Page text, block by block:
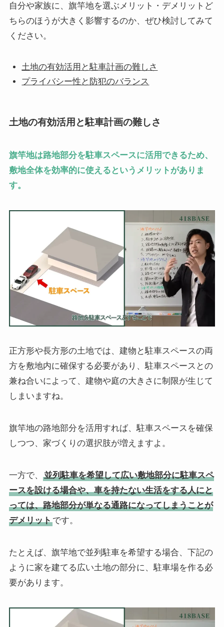
自分や家族に、旗竿地を選ぶメリット・デメリットど
ちらのほうが大きく影響するのか、ぜひ検討してみて
ください。
土地の有効活用と駐車計画の難しさ
プライバシー性と防犯のバランス
土地の有効活用と駐車計画の難しさ
旗竿地は路地部分を駐車スペースに活用できるため、
敷地全体を効率的に使えるというメリットがありま
す。
正方形や長方形の土地では、建物と駐車スペースの両
方を敷地内に確保する必要があり、駐車スペースとの
兼ね合いによって、建物や庭の大きさに制限が生じて
しまいますね。
旗竿地の路地部分を活用すれば、駐車スペースを確保
しつつ、家づくりの選択肢が増えますよ。
一方で、
並列駐車を希望して広い敷地部分に駐車スペ
ースを設ける場合や、車を持たない生活をする人にと
っては、路地部分が単なる通路になってしまうことが
デメリットです。
たとえば、旗竿地で並列駐車を希望する場合、下記の
ように家を建てる広い土地の部分に、駐車場を作る必
要があります。